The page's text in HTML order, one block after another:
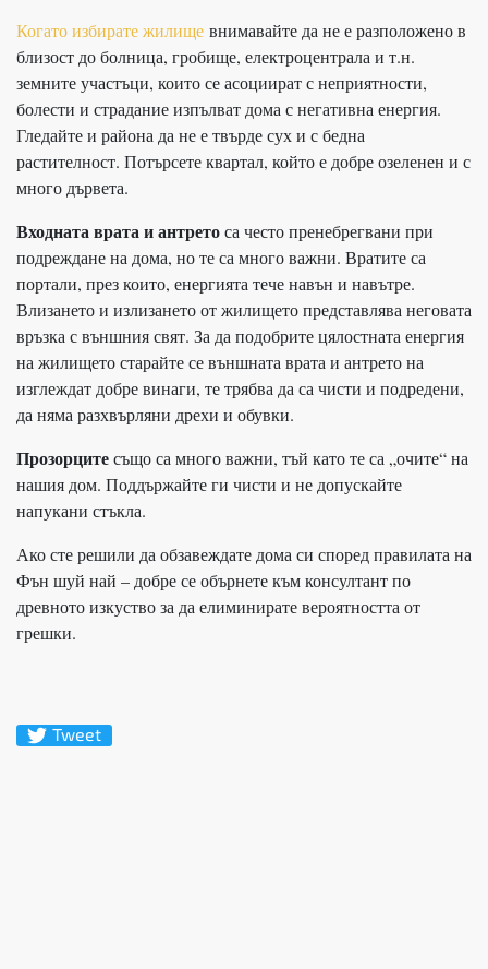
Когато избирате жилище внимавайте да не е разположено в
близост до болница, гробище, електроцентрала и т.н.
земните участъци, които се асоциират с неприятности,
болести и страдание изпълват дома с негативна енергия.
Гледайте и района да не е твърде сух и с бедна
растителност. Потърсете квартал, който е добре озеленен и с
много дървета.
Входната врата и антретоса често пренебрегвани при
подреждане на дома, но те са много важни. Вратите са
портали, през които, енергията тече навън и навътре.
Влизането и излизането от жилището представлява неговата
връзка с външния свят. За да подобрите цялостната енергия
на жилището старайте се външната врата и антрето на
изглеждат добре винаги, те трябва да са чисти и подредени,
да няма разхвърляни дрехи и обувки.
Прозорцитесъщо са много важни, тъй като те са „очите“ на
нашия дом. Поддържайте ги чисти и не допускайте
напукани стъкла.
Ако сте решили да обзавеждате дома си според правилата на
Фън шуй най – добре се обърнете към консултант по
древното изкуство за да елиминирате вероятността от
грешки.
Tweet